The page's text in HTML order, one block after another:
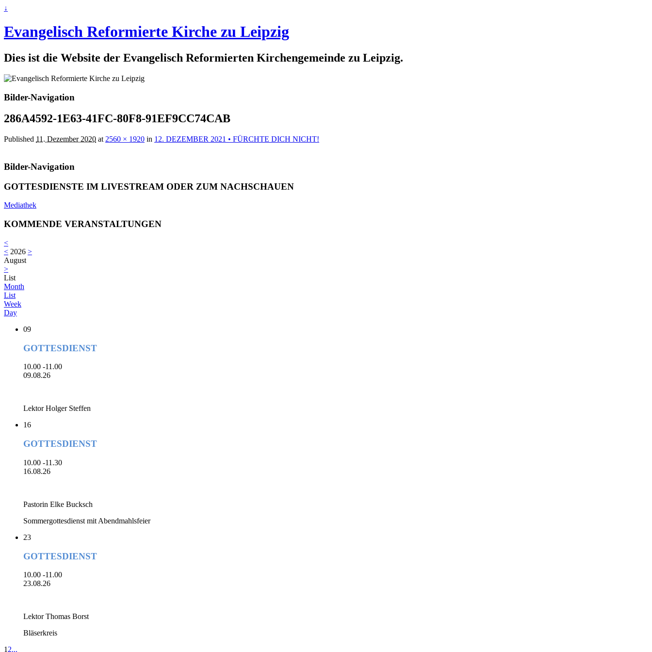
↓
Evangelisch Reformierte Kirche zu Leipzig
Dies ist die Website der Evangelisch Reformierten Kirchengemeinde zu Leipzig.
Bilder-Navigation
286A4592-1E63-41FC-80F8-91EF9CC74CAB
Published 11. Dezember 2020 at 2560 × 1920 in 12. DEZEMBER 2021 • FÜRCHTE DICH NICHT!
Bilder-Navigation
GOTTESDIENSTE IM LIVESTREAM ODER ZUM NACHSCHAUEN
Mediathek
KOMMENDE VERANSTALTUNGEN
<
< 2026 >
August
>
List
Month
List
Week
Day
09
GOTTESDIENST
10.00 -11.00
09.08.26
Lektor Holger Steffen
16
GOTTESDIENST
10.00 -11.30
16.08.26
Pastorin Elke Bucksch
Sommergottesdienst mit Abendmahlsfeier
23
GOTTESDIENST
10.00 -11.00
23.08.26
Lektor Thomas Borst
Bläserkreis
1 2...